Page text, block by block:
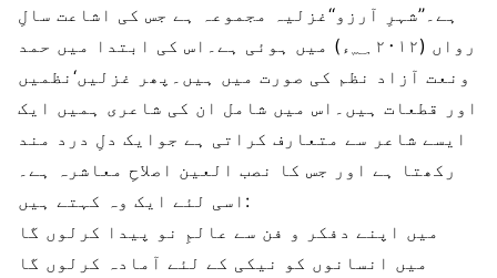
ہے۔’’شہرِ آرزو‘‘غزلیہ مجموعہ ہے جس کی اشاعت سالِ
رواں (۲۰۱۲ ؁ء) میں ہوئی ہے۔اس کی ابتدا میں حمد
ونعت آزاد نظم کی صورت میں ہیں۔پھر غزلیں‘نظمیں
اور قطعات ہیں۔اس میں شامل ان کی شاعری ہمیں ایک
ایسے شاعر سے متعارف کراتی ہے جوایک دلِ درد مند
رکھتا ہے اور جس کا نصب العین اصلاحِ معاشرہ ہے۔
اسی لئے ایک وہ کہتے ہیں:
میں اپنے دفکر و فن سے عالمِ نو پیدا کرلوں گا
میں انسانوں کو نیکی کے لئے آمادہ کرلوں گا